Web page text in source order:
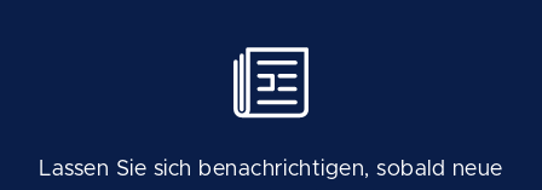
Lassen Sie sich benachrichtigen, sobald neue